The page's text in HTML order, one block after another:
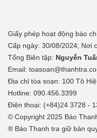
Giấy phép hoạt động báo
Cấp ngày: 30/08/2024; Nơi
Tổng Biên tập: Nguyễn
Email:
Địa chỉ tòa soạn: 100 Tô
Hotline: 090.456.3399
Điện thoại: (+84)24 3728 -
© Copyright 2025 Báo
® Báo Thanh tra giữ bản